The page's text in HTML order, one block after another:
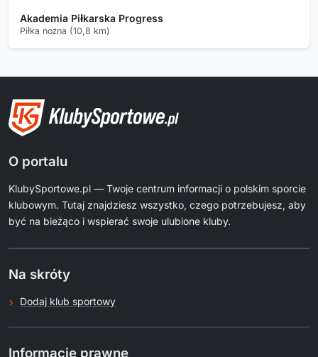
Akademia Piłkarska Progress
Piłka nożna (10,8 km)
O portalu
KlubySportowe.pl — Twoje centrum informacji o polskim sporcie
klubowym. Tutaj znajdziesz wszystko, czego potrzebujesz, aby
być na bieżąco i wspierać swoje ulubione kluby.
Na skróty
Dodaj klub sportowy
Informacje prawne